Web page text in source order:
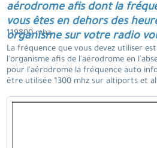
aérodrome afis dont la
vous êtes en dehors des
organisme sur votre radio
119800 mhz.
La fréquence que vous devez utiliser
l'organisme afis de l'aérodrome en
pour l'aérodrome la fréquence auto
être utilisée 1300 mhz sur altiports et